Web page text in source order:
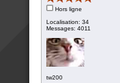
Hors ligne
Localisation: 34
Messages: 4011
tw200